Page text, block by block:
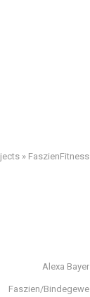
» FaszienFitness
Alexa Bayer
Faszien/Bindegewe